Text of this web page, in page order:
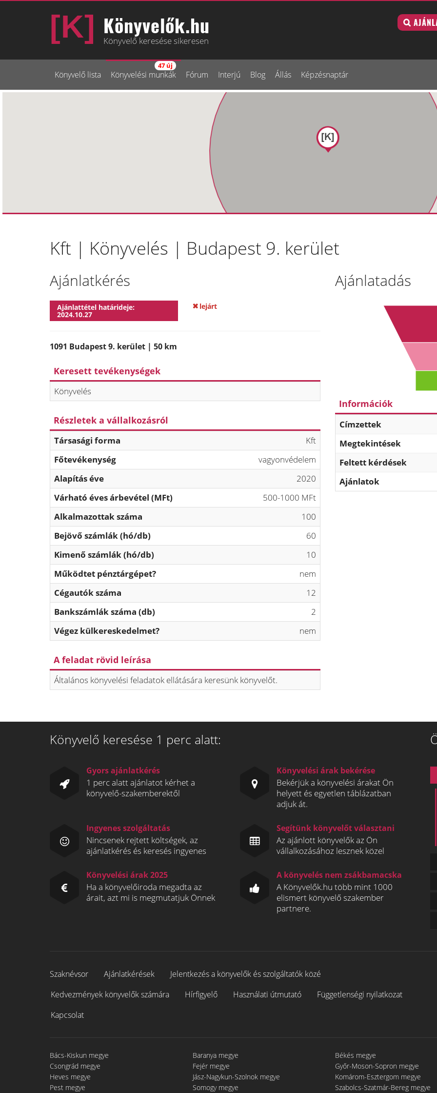
Könyvelők.hu
Könyvelő keresése sikeresen
Könyvelő lista Könyvelési munkák
47 új
Fórum Interjú Blog Állás Képzésnaptár
Kft | Könyvelés | Budapest 9. kerület
Ajánlatkérés
Ajánlattétel határideje:
2024.10.27
lejárt
1091 Budapest 9. kerület | 50 km
Keresett tevékenységek
Könyvelés
Részletek a vállalkozásról
Társasági forma
Kft
Főtevékenység
vagyonvédelem
Alapítás éve
2020
Várható éves árbevétel (MFt)
500-1000 MFt
Alkalmazottak száma
100
Bejövő számlák (hó/db)
60
Kimenő számlák (hó/db)
10
Működtet pénztárgépet?
nem
Cégautók száma
12
Bankszámlák száma (db)
2
Végez külkereskedelmet?
nem
A feladat rövid leírása
Általános könyvelési feladatok ellátására keresünk könyvelőt.
Ajánlatadás
Információk
Címzettek
Megtekintések
Feltett kérdések
Ajánlatok
Könyvelő keresése 1 perc alatt:
Gyors ajánlatkérés
1 perc alatt ajánlatot kérhet a
könyvelő-szakemberektől
Könyvelési árak bekérése
Bekérjük a könyvelési árakat Ön
helyett és egyetlen táblázatban
adjuk át.
Ingyenes szolgáltatás
Nincsenek rejtett költségek, az
ajánlatkérés és keresés ingyenes
Segítünk könyvelőt választani
Az ajánlott könyvelők az Ön
vállalkozásához lesznek közel
Könyvelési árak 2025
Ha a könyvelőiroda megadta az
árait, azt mi is megmutatjuk Önnek
A könyvelés nem zsákbamacska
A Könyvelők.hu több mint 1000
elismert könyvelő szakember
partnere.
Szaknévsor Ajánlatkérések
Jelentkezés a könyvelők és szolgáltatók közé
Kedvezmények könyvelők számára
Hírfigyelő Használati útmutató
Függetlenségi nyilatkozat
Kapcsolat
Bács-Kiskun megye Baranya megye Békés megye
Csongrád megye
Fejér megye Győr-Moson-Sopron megye
Heves megye
Jász-Nagykun-Szolnok megye Komárom-Esztergom megye
Pest megye
Somogy megye Szabolcs-Szatmár-Bereg megye